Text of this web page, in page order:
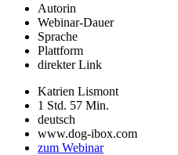
Autorin
Webinar-Dauer
Sprache
Plattform
direkter Link
Katrien Lismont
1 Std. 57 Min.
deutsch
www.dog-ibox.com
zum Webinar